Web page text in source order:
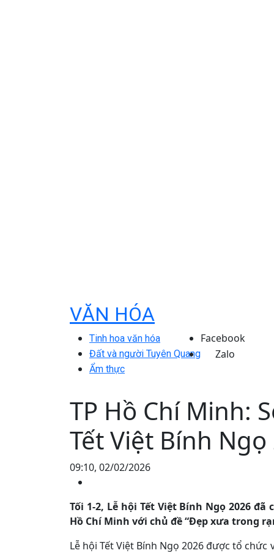
VĂN HÓA
Tinh hoa văn hóa
Đất và người Tuyên Quang
Ẩm thực
Facebook
Zalo
TP Hồ Chí Minh:
Tết Việt Bính Ngọ
09:10, 02/02/2026
Tối 1-2, Lễ hội Tết Việt Bính Ngọ 2026
Hồ Chí Minh với chủ đề “Đẹp xưa trong
Lễ hội Tết Việt Bính Ngọ 2026 được tổ